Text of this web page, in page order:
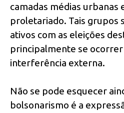
camadas médias urbanas
proletariado. Tais grupos
ativos com as eleições
principalmente se
interferência externa.
Não se pode esquecer
bolsonarismo é a